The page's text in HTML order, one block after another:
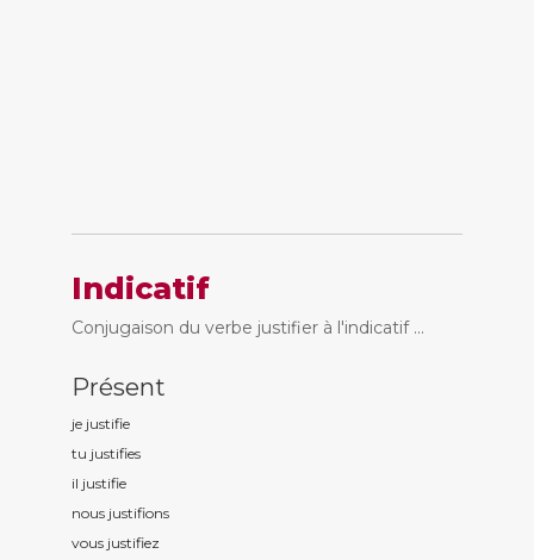
Indicatif
Conjugaison du verbe justifier à l'indicatif ...
Présent
je justifie
tu justifies
il justifie
nous justifions
vous justifiez